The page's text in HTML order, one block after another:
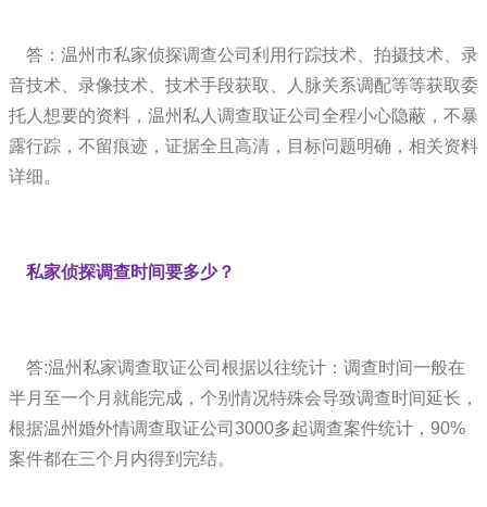
答：温州市私家侦探调查公司利用行踪技术、拍摄技术、录
音技术、录像技术、技术手段获取、人脉关系调配等等获取委
托人想要的资料，温州私人调查取证公司全程小心隐蔽，不暴
露行踪，不留痕迹，证据全且高清，目标问题明确，相关资料
详细。
私家侦探调查时间要多少？
答:温州私家调查取证公司根据以往统计：调查时间一般在
半月至一个月就能完成，个别情况特殊会导致调查时间延长，
根据温州婚外情调查取证公司3000多起调查案件统计，90%
案件都在三个月内得到完结。